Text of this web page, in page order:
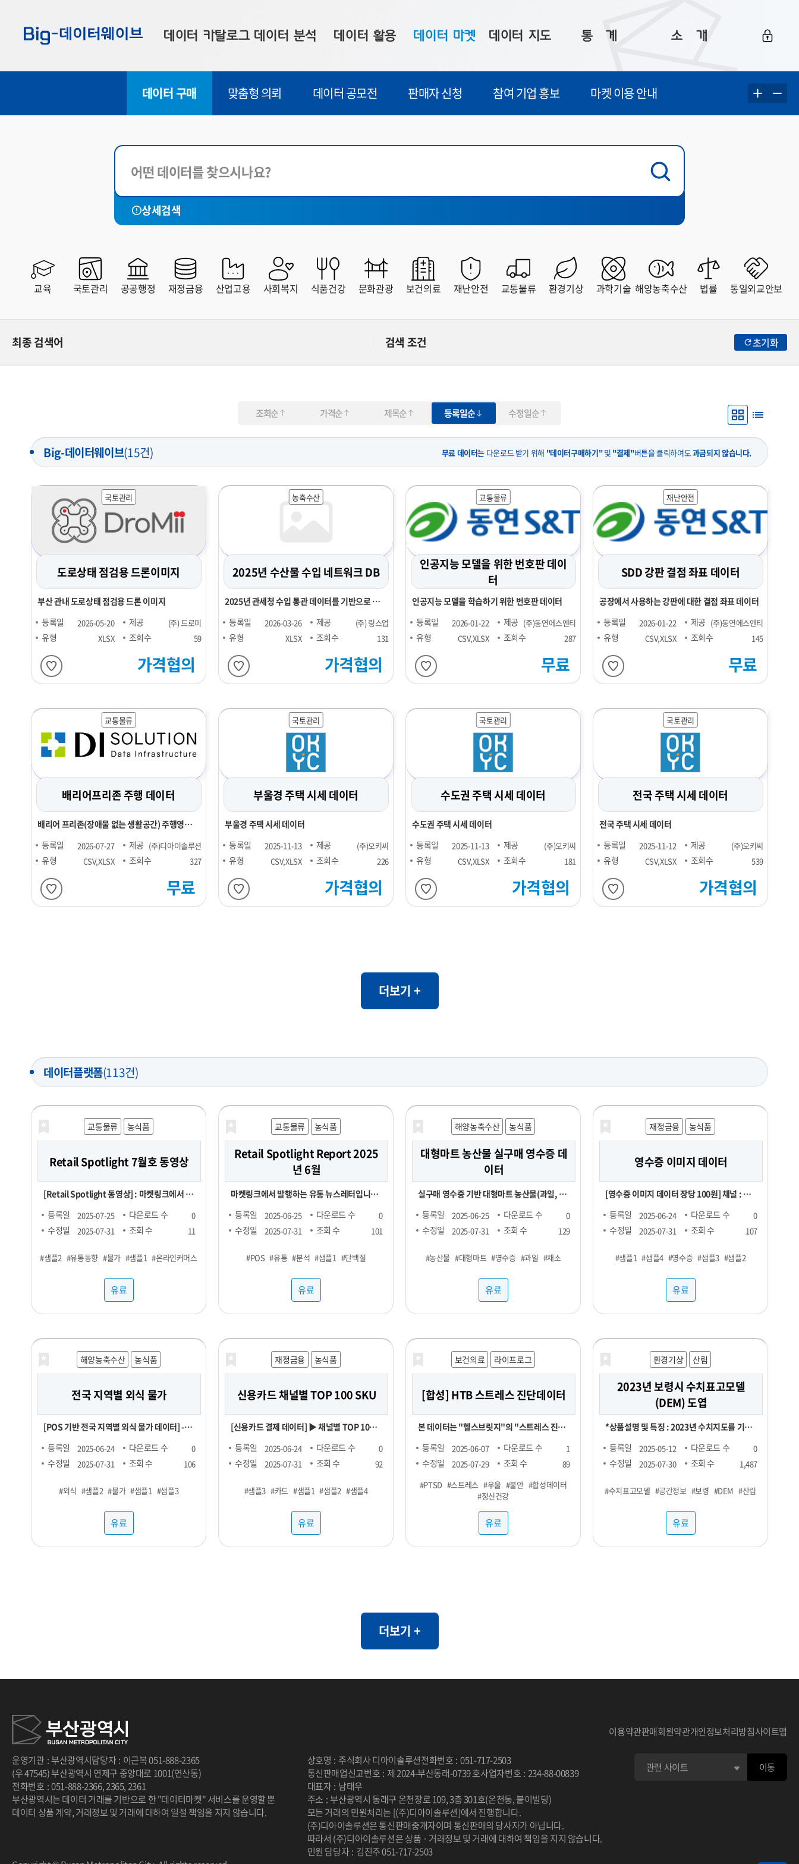
기
기
기
데이터 카탈로그
부산데이터
연계 데이터
데이터 제공 신청
데이터 오류 신고
데이터 분석
우수사례
데이터 활용
시각화 서비스
주소 좌표 변환
데이터 마켓
맞춤형 의뢰
판매자 신청
마켓 이용 안내
데이터 지도
데이터 현황
시민 공감지도
통ㅤ계
통계로 보는 부산
통계 알림
소ㅤ개
공지사항
이용 안내
이용 문의 및 개선 요청
데이터 구매 맞춤형 의뢰 데이터 공모전 판매자 신청 참여 기업 홍보 마켓 이용 안내
상세검색
재정금융
사회복지
문화관광
보건의료
재난안전
환경기상
과학기술
원 ~ 원
교육 국토관리 공공행정 재정금융 산업고용 사회복지 식품건강 문화관광 보건의료 재난안전 교통물류 환경기상 과학기술 해양농축수산 법률 통일외교안보
최종 검색어 검색 조건 초기화
조회순 가격순 제목순 등록일순 수정일순
Big-데이터웨이브(15건) 무료 데이터는 다운로드 받기 위해 "데이터구매하기"및 "결제"버튼을 클릭하여도 과금되지 않습니다.
국토관리
도로상태 점검용 드론이미지
부산 관내 도로상태 점검용 드론 이미지
등록일
2026-05-20 제공 (주) 드로미
유형 XLSX 조회수 59
가격협의
농축수산
2025년 수산물 수입 네트워크 DB
2025년 관세청 수입 통관 데이터를 기반으로 주
요 항목을 정제 및 표준화
등록일 2026-03-26 제공 (주) 링스업
유형 XLSX 조회수 131
가격협의
교통물류
인공지능 모델을 위한 번호판 데이
터
인공지능 모델을 학습하기 위한 번호판 데이터
등록일
2026-01-22 제공 (주)동연에스엔티
유형 CSV,XLSX 조회수 287
무료
재난안전
SDD 강판 결점 좌표 데이터
공장에서 사용하는 강판에 대한 결점 좌표 데이터
등록일
2026-01-22 제공 (주)동연에스엔티
유형 CSV,XLSX 조회수 145
무료
교통물류
배리어프리존 주행 데이터
배리어 프리존(장애물 없는 생활공간) 주행영상
데이터
등록일 2026-07-27 제공 (주)디아이솔루션
유형 CSV,XLSX 조회수 327
무료
국토관리
부울경 주택 시세 데이터
부울경 주택 시세 데이터
등록일
2025-11-13 제공 (주)오키씨
유형 CSV,XLSX 조회수 226
가격협의
국토관리
수도권 주택 시세 데이터
수도권 주택 시세 데이터
등록일
2025-11-13 제공 (주)오키씨
유형 CSV,XLSX 조회수 181
가격협의
국토관리
전국 주택 시세 데이터
전국 주택 시세 데이터
등록일
2025-11-12 제공 (주)오키씨
유형 CSV,XLSX 조회수 539
가격협의
더보기 +
데이터플랫폼(113건)
교통물류 농식품
Retail Spotlight 7월호 동영상
[Retail Spotlight 동영상] : 마켓링크에서 매
월 발행하는 Retail Spotlight 7월호 자료를
동영상으로 제작한 파일
등록일 2025-07-25 다운로드 수 0
수정일 2025-07-31 조회 수 11
#샘플2 #유통동향 #물가 #샘플1 #온라인커머스
유료
교통물류 농식품
Retail Spotlight Report 2025
년 6월
마켓링크에서 발행하는 유통 뉴스레터입니다.
매달 업데이트되는 Retail Spotlight
Report를 통해 최신 비즈니스 소식과 유용한
제 : 단백질(프로틴) -■ 내용 : 국내외 유통동
향 - TMA(Triangle Market Analytics) -
KAD(Key Account Data) - KADA(Key
분의 비즈니스 성장을 지원하기 위해 노력하고
비즈니스를 성공적으로 운영해 보세요!
등록일 2025-06-25 다운로드 수 0
수정일 2025-07-31 조회 수 101
#POS #유통 #분석 #샘플1 #단백질
유료
해양농축수산 농식품
대형마트 농산물 실구매 영수증 데
이터
실구매 영수증 기반 대형마트 농산물(과일, 채
소) 소비 데이터 - 기간 및 용량에 따라 가격 협
의 - 구매 가능 기간 : 24년 1월 ~ - 구매 채널 :
호, 성별, 연령대, 구매장소, 구매년월일, 구매
시분, 상품명, 구매수량, 구매금액 - 농산물(과
일, 채소) 구매가 포함된 영수증 RAW DATA
등록일 2025-06-25 다운로드 수 0
수정일 2025-07-31 조회 수 129
#농산물 #대형마트 #영수증 #과일 #채소
유료
재정금융 농식품
영수증 이미지 데이터
[영수증 이미지 데이터 장당 100원] 채널 : 대
형마트, 편의점 기간 : 24년 1월 ~ ※온라인,
오프라인 모두 포함되어있으며 사진마다 화질
등록일 2025-06-24 다운로드 수 0
수정일 2025-07-31 조회 수 107
#샘플1 #샘플4 #영수증 #샘플3 #샘플2
유료
해양농축수산 농식품
전국 지역별 외식 물가
[POS 기반 전국 지역별 외식 물가 데이터] - 1
개월 기준 -- 집계형 (지역별 메뉴 최저가, 최고
가, 중앙값, Q1, Q3 값) : 업종당 9만 9천원 --
개 광역시도 -- 업종 구분 : 일반식당, 카페, 분
찌개, 된장찌개, 삼계탕 설렁탕, 짜장면, 짬뽕,
등록일 2025-06-24 다운로드 수 0
수정일 2025-07-31 조회 수 106
#외식 #샘플2 #물가 #샘플1 #샘플3
유료
재정금융 농식품
신용카드 채널별 TOP 100 SKU
[신용카드 결제 데이터] ▶ 채널별 TOP 100
SKU : 29,000원 ▶ RAW 형 데이터 :
5,000,000원 채널 : 네이버, 오아시스마켓,
: 매출수량 기준 TOP 100 SKU
등록일 2025-06-24 다운로드 수 0
수정일 2025-07-31 조회 수 92
#샘플3 #카드 #샘플1 #샘플2 #샘플4
유료
보건의료 라이프로그
[합성] HTB 스트레스 진단데이터
본 데이터는 "헬스브릿지"의 "스트레스 진단
데이터"를 기반으로, GAN(적대적 생성 신경
망, Generative Adversarial Networks) 모
델을 활용하여 생성한 가상의 합성데이터입니
면서도 원본과 통계적으로 유사한 특성을 지니
고 있어 임상 연구 및 의료 알고리즘 개발에 적
가 제한되는 환경에서도 안전하게 고품질의 데
드 - 진단검사 유형 코드 - 자기진단 우울 - 자기
상후점수 - 상담사 진단 우울 - 상담사 진단 불
안 - 상담사 진단 스트레스 - 상담사 진단 외상
후 - 건강평가 관련 연구 � 일차의료에서 주요
우울장애 선별을 위한 PHQ-2/PHQ-9 연속선
등록일 2025-06-07 다운로드 수 1
수정일 2025-07-29 조회 수
89
#PTSD #스트레스 #우울 #불안 #합성데이터
#정신건강
유료
환경기상 산림
2023년 보령시 수치표고모델
(DEM) 도엽
*상품설명 및 특징 : 2023년 수치지도를 기반
으로 제작, 등고선과 표고점을 활용했은며, 등
고오류와 표고오류를 수정 *기간 및 범위 :
형이미지로 칼럼정보 없음 *약어/전문용어 설
명 : DEM:Digital Elevation Model *활용예
제 : 각종 GIS시스템 및 서비스 구축 *제한: 본
등록일 2025-05-12 다운로드 수 0
수정일 2025-07-30 조회 수 1,487
#수치표고모델 #공간정보 #보령 #DEM #산림
유료
더보기 +
이용약관판매회원약관개인정보처리방침사이트맵
운영기관 :부산광역시담당자 : 이근복051-888-2365
(우 47545) 부산광역시 연제구 중앙대로 1001(연산동)
전화번호 :051-888-2366,2365, 2361
부산광역시는 데이터 거래를 기반으로 한 "데이터마켓" 서비스를 운영할 뿐
데이터 상품 계약, 거래정보 및 거래에 대하여 일절 책임을 지지 않습니다.
상호명 : 주식회사 디아이솔루션전화번호 : 051-717-2503
통신판매업신고번호 : 제 2024-부산동래-0739 호사업자번호 : 234-88-00839
대표자 : 남태우
주소 : 부산광역시 동래구 온천장로 109, 3층 301호(온천동, 붙이빌딩)
모든 거래의 민원처리는 [(주)디아이솔루션]에서 진행합니다.
(주)디아이솔루션은 통신판매중개자이며 통신판매의 당사자가 아닙니다.
따라서 (주)디아이솔루션은 상품 · 거래정보 및 거래에 대하여 책임을 지지 않습니다.
민원 담당자 : 김진주 051-717-2503
이동